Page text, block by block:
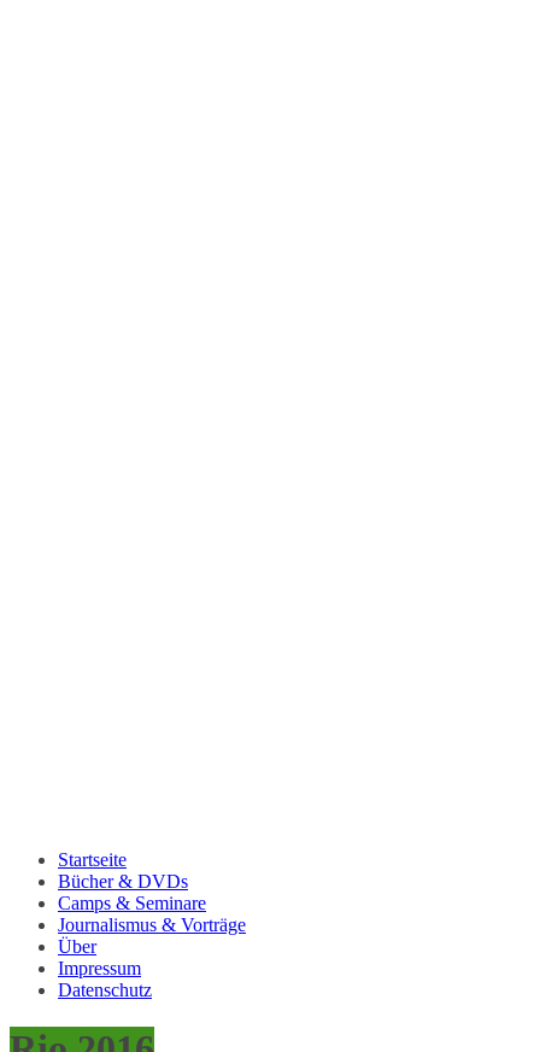
Startseite
Bücher & DVDs
Camps & Seminare
Journalismus & Vorträge
Über
Impressum
Datenschutz